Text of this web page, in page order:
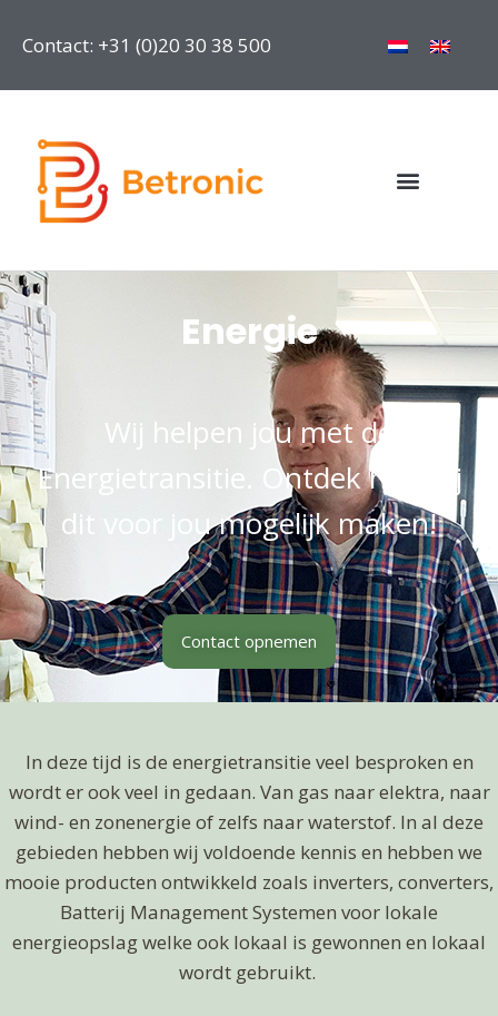
Contact: +31 (0)20 30 38 500
Energie
Wij helpen jou met de
Energietransitie. Ontdek hoe wij
dit voor jou mogelijk maken!
Contact opnemen
In deze tijd is de energietransitie veel besproken en
wordt er ook veel in gedaan. Van gas naar elektra, naar
wind- en zonenergie of zelfs naar waterstof. In al deze
gebieden hebben wij voldoende kennis en hebben we
mooie producten ontwikkeld zoals inverters, converters,
Batterij Management Systemen voor lokale
energieopslag welke ook lokaal is gewonnen en lokaal
wordt gebruikt.